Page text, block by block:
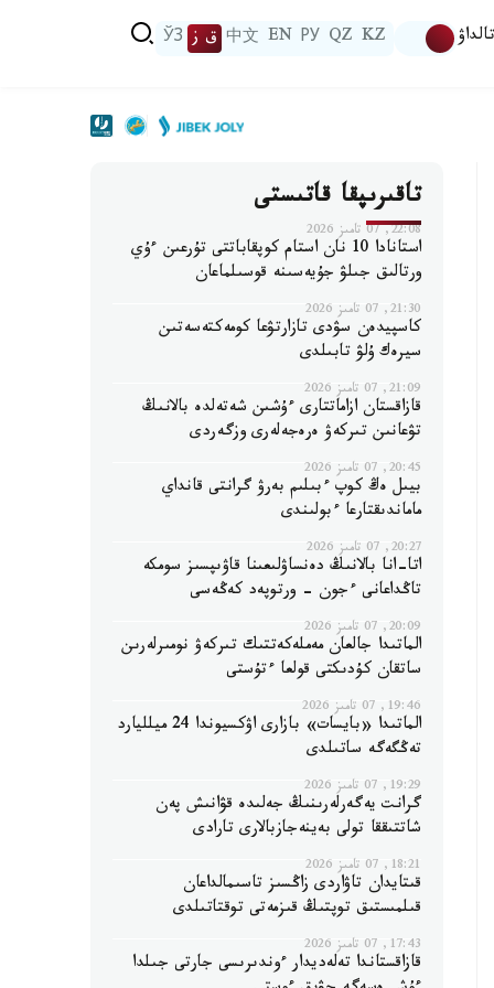
تالداۋ KZ
QZ
РУ
EN
中文 ق ز ЎЗ
تاقىرىپقا قاتىستى
22:08, 07 تامىز 2026
استانادا 10 نان استام كوپقاباتتى تۇرعىن ءۇي
ورتالىق جىلۋ جۇيەسىنە قوسىلماعان
21:30, 07 تامىز 2026
كاسپيدەن سۋدى تازارتۋعا كومەكتەسەتىن
سيرەك ۇلۋ تابىلدى
21:09, 07 تامىز 2026
قازاقستان ازاماتتارى ءۇشىن شەتەلدە بالانىڭ
تۋعانىن تىركەۋ ەرەجەلەرى وزگەردى
20:45, 07 تامىز 2026
بيىل ەڭ كوپ ءبىلىم بەرۋ گرانتى قانداي
ماماندىقتارعا ءبولىندى
20:27, 07 تامىز 2026
اتا-انا بالانىڭ دەنساۋلىعىنا قاۋىپسىز سومكە
تاڭداعانى ءجون - ورتوپەد كەڭەسى
20:09, 07 تامىز 2026
الماتىدا جالعان مەملەكەتتىك تىركەۋ نومىرلەرىن
ساتقان كۇدىكتى قولعا ءتۇستى
19:46, 07 تامىز 2026
الماتىدا «بايسات» بازارى اۋكسيوندا 24 ميلليارد
تەڭگەگە ساتىلدى
19:29, 07 تامىز 2026
گرانت يەگەرلەرىنىڭ جەلىدە قۋانىش پەن
شاتتىققا تولى بەينەجازبالارى تارادى
18:21, 07 تامىز 2026
قىتايدان تاۋاردى زاڭسىز تاسىمالداعان
قىلمىستىق توپتىڭ قىزمەتى توقتاتىلدى
17:43, 07 تامىز 2026
قازاقستاندا تەلەديدار ءوندىرىسى جارتى جىلدا